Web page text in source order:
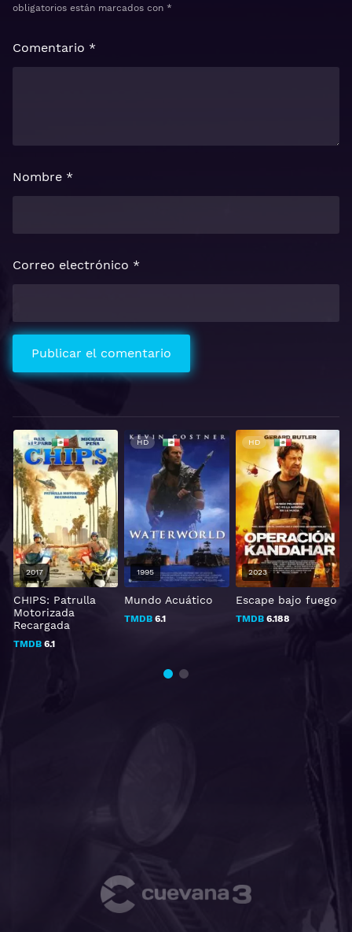
obligatorios están marcados con *
Comentario *
Nombre *
Correo electrónico *
CHIPS: Patrulla
Motorizada
Recargada
TMDB6.1
HD
2017
Mundo Acuático
TMDB 6.1
HD
1995
Escape bajo fuego
TMDB6.188
HD
2023